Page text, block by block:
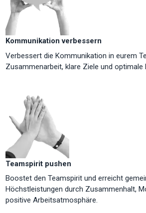
Kommunikation verbessern
Verbessert die Kommunikation in eurem
Zusammenarbeit, klare Ziele und optimale
Teamspirit pushen
Boostet den Teamspirit und erreicht
Höchstleistungen durch Zusammenhalt,
positive Arbeitsatmosphäre.